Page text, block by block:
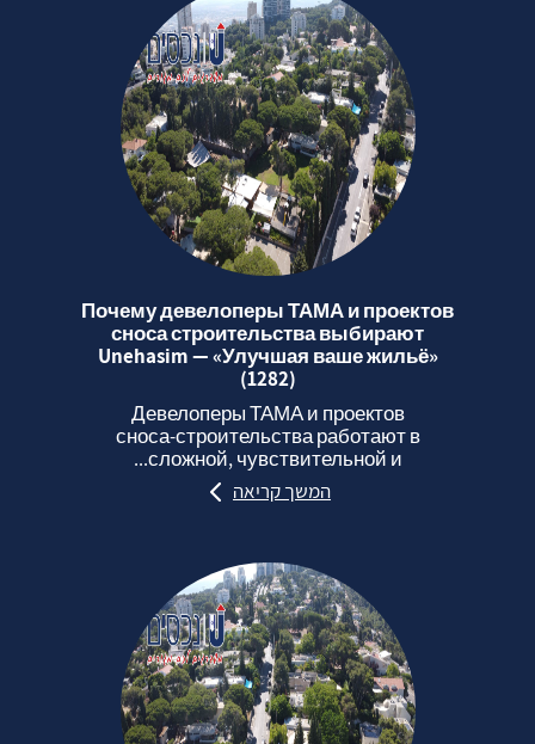
Почему девелоперы ТАМА и проектов
сноса строительства выбирают
Unehasim — «Улучшая ваше жильё»
(1282)
Девелоперы ТАМА и проектов
сноса‑строительства работают в
сложной, чувствительной и...
המשך קריאה